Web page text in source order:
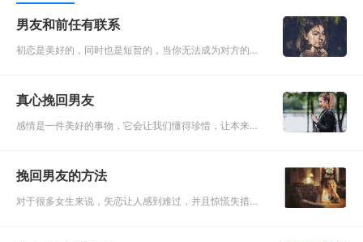
男友和前任有联系
初恋是美好的，同时也是短暂的，当你无法成为对方的初
人心中始终有一个忘
真心挽回男友
感情是一件美好的事物，它会让我们懂得珍惜，让本来固
对方的一切都太过熟
挽回男友的方法
对于很多女生来说，失恋让人感到难过，并且惊慌失措，